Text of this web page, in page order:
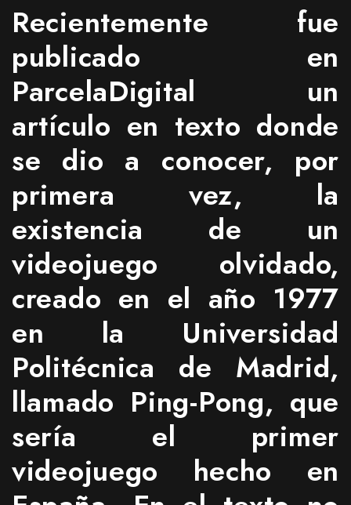
Recientemente fue
publicado en
ParcelaDigital un
artículo en texto donde
se dio a conocer, por
primera vez, la
existencia de un
videojuego olvidado,
creado en el año 1977
en la Universidad
Politécnica de Madrid,
llamado Ping-Pong, que
sería el primer
videojuego hecho en